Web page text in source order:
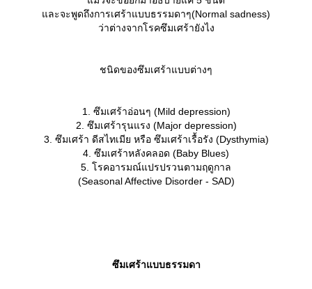
ถ้าหากสมองที่ผลิตสารตัวนี้เสื่อมลง ก็มีผลทำให้เกิดโรค อัลไซเมอร์
1. งดสารเสพย์ติด
งดสารเสพย์ติด โดยเฉพาะ บุหรี่ เพราะ นิโคตินจะไปขัดขวางการท
อาหารกลุ่มโคลีน พบใน ไข่แดง ตับ ถั่วลิสง
ละจะพูดถึงการเศร้าแบบธรรมดาๆ(Normal sadness)
ว่าต่างจากโรคซึมเศร้ายังไง
ชนิดของซึมเศร้าแบบต่างๆ
1. ซึมเศร้าอ่อนๆ (Mild depression)
2. ซึมเศร้ารุนแรง (Major depression)
3. ซึมเศร้า ดีสไทเมีย หรือ ซึมเศร้าเรื้อรัง (Dysthymia)
4. ซึมเศร้าหลังคลอด (Baby Blues)
5. โรคอารมณ์แปรปรวนตามฤดูกาล
(Seasonal Affective Disorder - SAD)
ซึมเศร้าแบบธรรมดา